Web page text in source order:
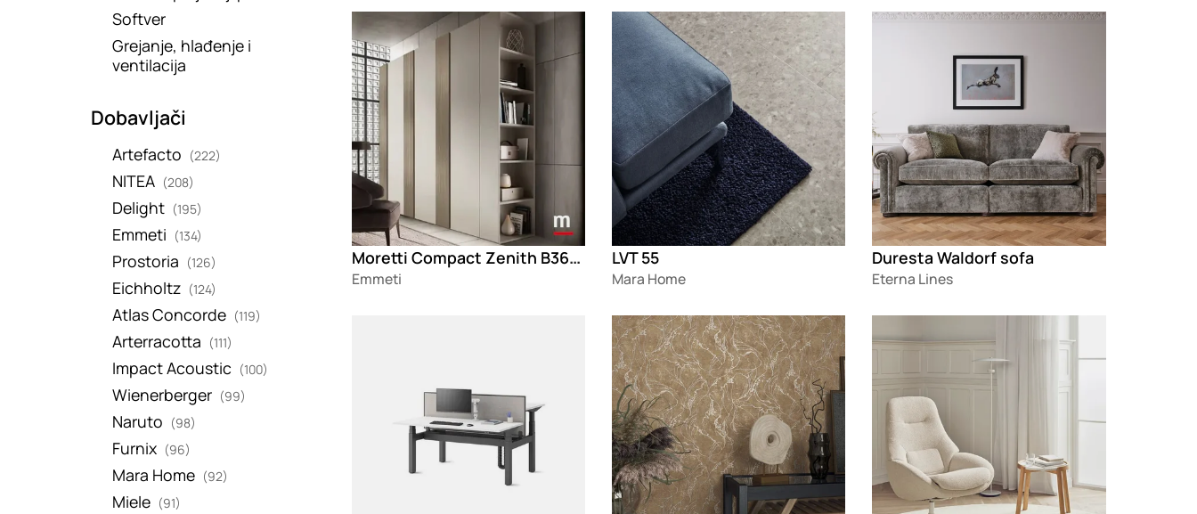
Softver
Grejanje, hlađenje i
ventilacija
Dobavljači
Artefacto (222)
NITEA (208)
Delight (195)
Emmeti (134)
Prostoria (126)
Eichholtz (124)
Atlas Concorde (119)
Arterracotta (111)
Impact Acoustic (100)
Wienerberger (99)
Naruto (98)
Furnix (96)
Mara Home (92)
Miele (91)
Loading
Moretti Compact Zenith B365 ormar
Emmeti
Loading
LVT 55
Mara Home
Loading
Duresta Waldorf sofa
Eterna Lines
Loading